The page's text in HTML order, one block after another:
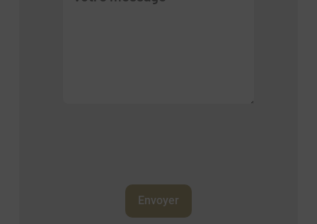
Envoyer